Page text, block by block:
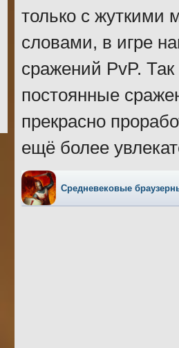
только с жуткими
словами, в игре
сражений PvP. Так
постоянные
прекрасно
ещё более
Средневековые